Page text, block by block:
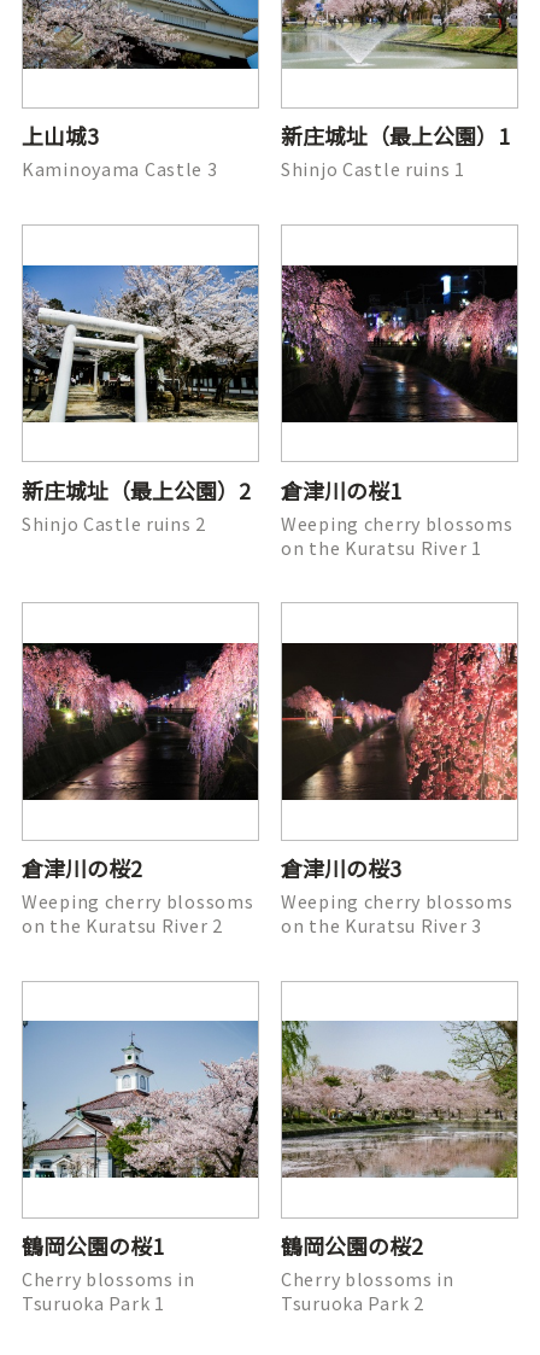
上山城3
Kaminoyama Castle 3
新庄城址（最上公園）1
Shinjo Castle ruins 1
新庄城址（最上公園）2
Shinjo Castle ruins 2
倉津川の桜1
Weeping cherry blossoms
on the Kuratsu River 1
倉津川の桜2
Weeping cherry blossoms
on the Kuratsu River 2
倉津川の桜3
Weeping cherry blossoms
on the Kuratsu River 3
鶴岡公園の桜1
Cherry blossoms in
Tsuruoka Park 1
鶴岡公園の桜2
Cherry blossoms in
Tsuruoka Park 2